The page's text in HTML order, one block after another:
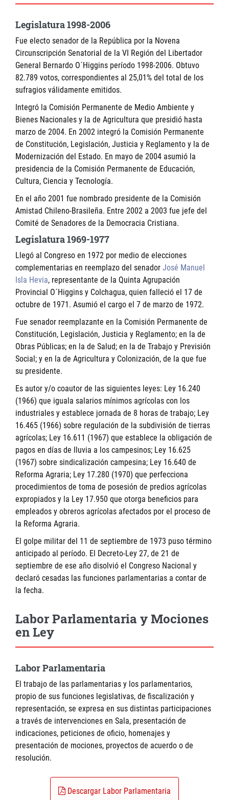
Legislatura 1998-2006
Fue electo senador de la República por la Novena
Circunscripción Senatorial de la VI Región del Libertador
General Bernardo O´Higgins período 1998-2006. Obtuvo
82.789 votos, correspondientes al 25,01% del total de los
sufragios válidamente emitidos.
Integró la Comisión Permanente de Medio Ambiente y
Bienes Nacionales y la de Agricultura que presidió hasta
marzo de 2004. En 2002 integró la Comisión Permanente
de Constitución, Legislación, Justicia y Reglamento y la de
Modernización del Estado. En mayo de 2004 asumió la
presidencia de la Comisión Permanente de Educación,
Cultura, Ciencia y Tecnología.
En el año 2001 fue nombrado presidente de la Comisión
Amistad Chileno-Brasileña. Entre 2002 a 2003 fue jefe del
Comité de Senadores de la Democracia Cristiana.
Legislatura 1969-1977
Llegó al Congreso en 1972 por medio de elecciones
complementarias en reemplazo del senador José Manuel
Isla Hevia, representante de la Quinta Agrupación
Provincial O´Higgins y Colchagua, quien falleció el 17 de
octubre de 1971. Asumió el cargo el 7 de marzo de 1972.
Fue senador reemplazante en la Comisión Permanente de
Constitución, Legislación, Justicia y Reglamento; en la de
Obras Públicas; en la de Salud; en la de Trabajo y Previsión
Social; y en la de Agricultura y Colonización, de la que fue
su presidente.
Es autor y/o coautor de las siguientes leyes: Ley 16.240
(1966) que iguala salarios mínimos agrícolas con los
industriales y establece jornada de 8 horas de trabajo; Ley
16.465 (1966) sobre regulación de la subdivisión de tierras
agrícolas; Ley 16.611 (1967) que establece la obligación de
pagos en días de lluvia a los campesinos; Ley 16.625
(1967) sobre sindicalización campesina; Ley 16.640 de
Reforma Agraria; Ley 17.280 (1970) que perfecciona
procedimientos de toma de posesión de predios agrícolas
expropiados y la Ley 17.950 que otorga beneficios para
empleados y obreros agrícolas afectados por el proceso de
la Reforma Agraria.
El golpe militar del 11 de septiembre de 1973 puso término
anticipado al período. El Decreto-Ley 27, de 21 de
septiembre de ese año disolvió el Congreso Nacional y
declaró cesadas las funciones parlamentarias a contar de
la fecha.
Labor Parlamentaria y Mociones
en Ley
Labor Parlamentaria
El trabajo de las parlamentarias y los parlamentarios,
propio de sus funciones legislativas, de fiscalización y
representación, se expresa en sus distintas participaciones
a través de intervenciones en Sala, presentación de
indicaciones, peticiones de oficio, homenajes y
presentación de mociones, proyectos de acuerdo o de
resolución.
Descargar Labor Parlamentaria